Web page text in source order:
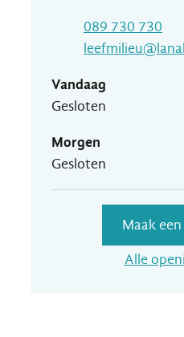
089 730 730
E-mailleefmilieu@
Vandaag
Gesloten
Morgen
Gesloten
Maak
Alle